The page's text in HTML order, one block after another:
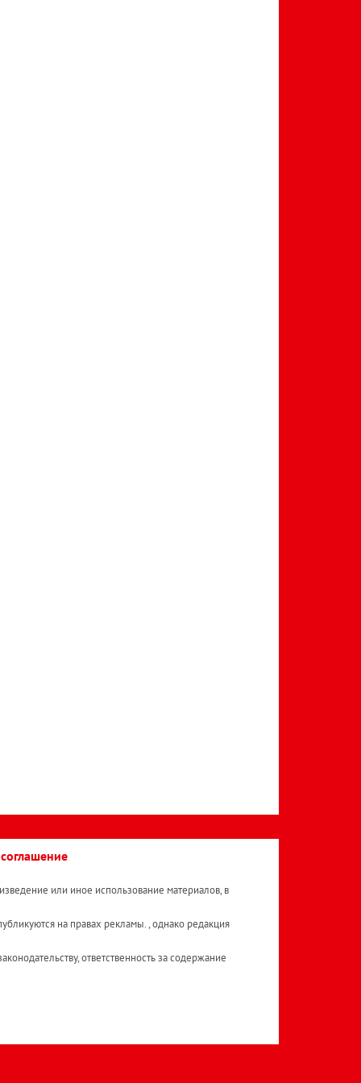
или иное использование материалов, в
на правах рекламы. , однако редакция
ответственность за содержание